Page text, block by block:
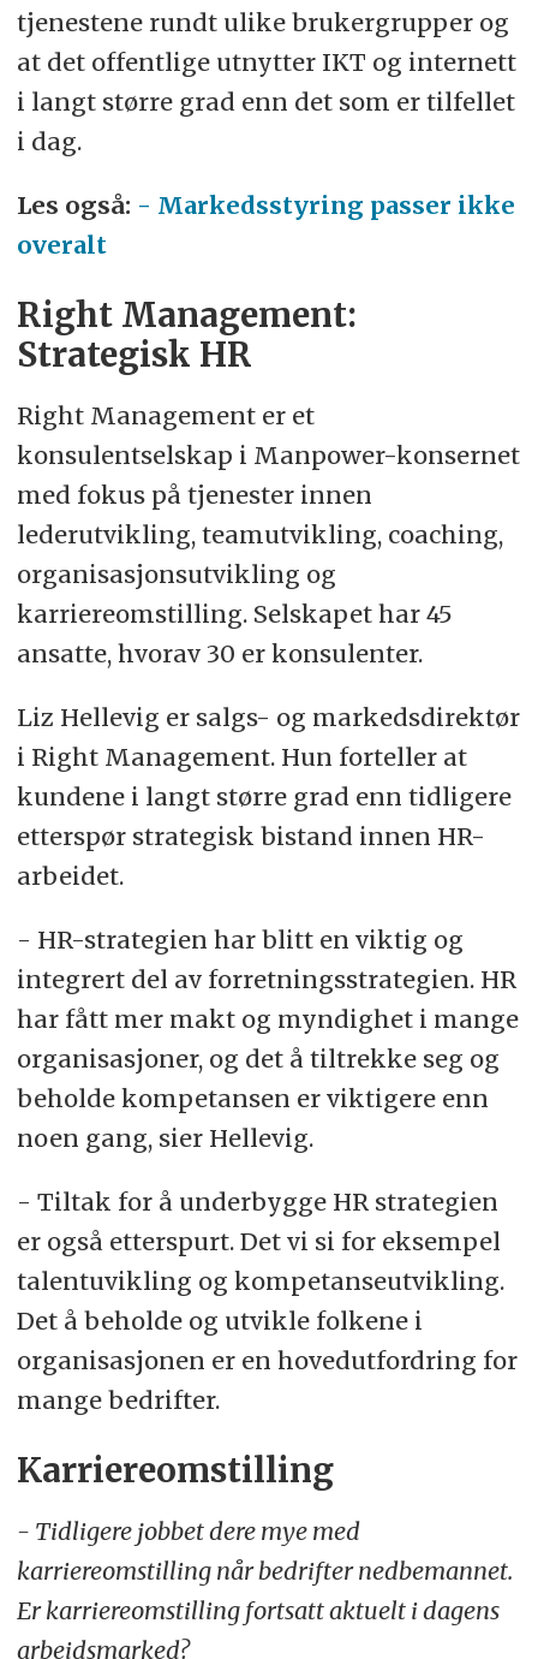
tjenestene rundt ulike brukergrupper og
at det offentlige utnytter IKT og internett
i langt større grad enn det som er tilfellet
i dag.
Les også: - Markedsstyring passer ikke
overalt
Right Management:
Strategisk HR
Right Management er et
konsulentselskap i Manpower-konsernet
med fokus på tjenester innen
lederutvikling, teamutvikling, coaching,
organisasjonsutvikling og
karriereomstilling. Selskapet har 45
ansatte, hvorav 30 er konsulenter.
Liz Hellevig er salgs- og markedsdirektør
i Right Management. Hun forteller at
kundene i langt større grad enn tidligere
etterspør strategisk bistand innen HR-
arbeidet.
- HR-strategien har blitt en viktig og
integrert del av forretningsstrategien. HR
har fått mer makt og myndighet i mange
organisasjoner, og det å tiltrekke seg og
beholde kompetansen er viktigere enn
noen gang, sier Hellevig.
- Tiltak for å underbygge HR strategien
er også etterspurt. Det vi si for eksempel
talentuvikling og kompetanseutvikling.
Det å beholde og utvikle folkene i
organisasjonen er en hovedutfordring for
mange bedrifter.
Karriereomstilling
- Tidligere jobbet dere mye med
karriereomstilling når bedrifter nedbemannet.
Er karriereomstilling fortsatt aktuelt i dagens
arbeidsmarked?